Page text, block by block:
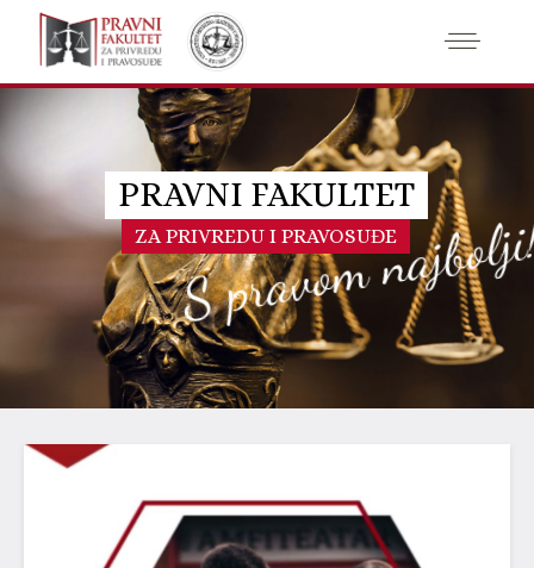
PRAVNI FAKULTET
ZA PRIVREDU I PRAVOSUĐE
S pravom